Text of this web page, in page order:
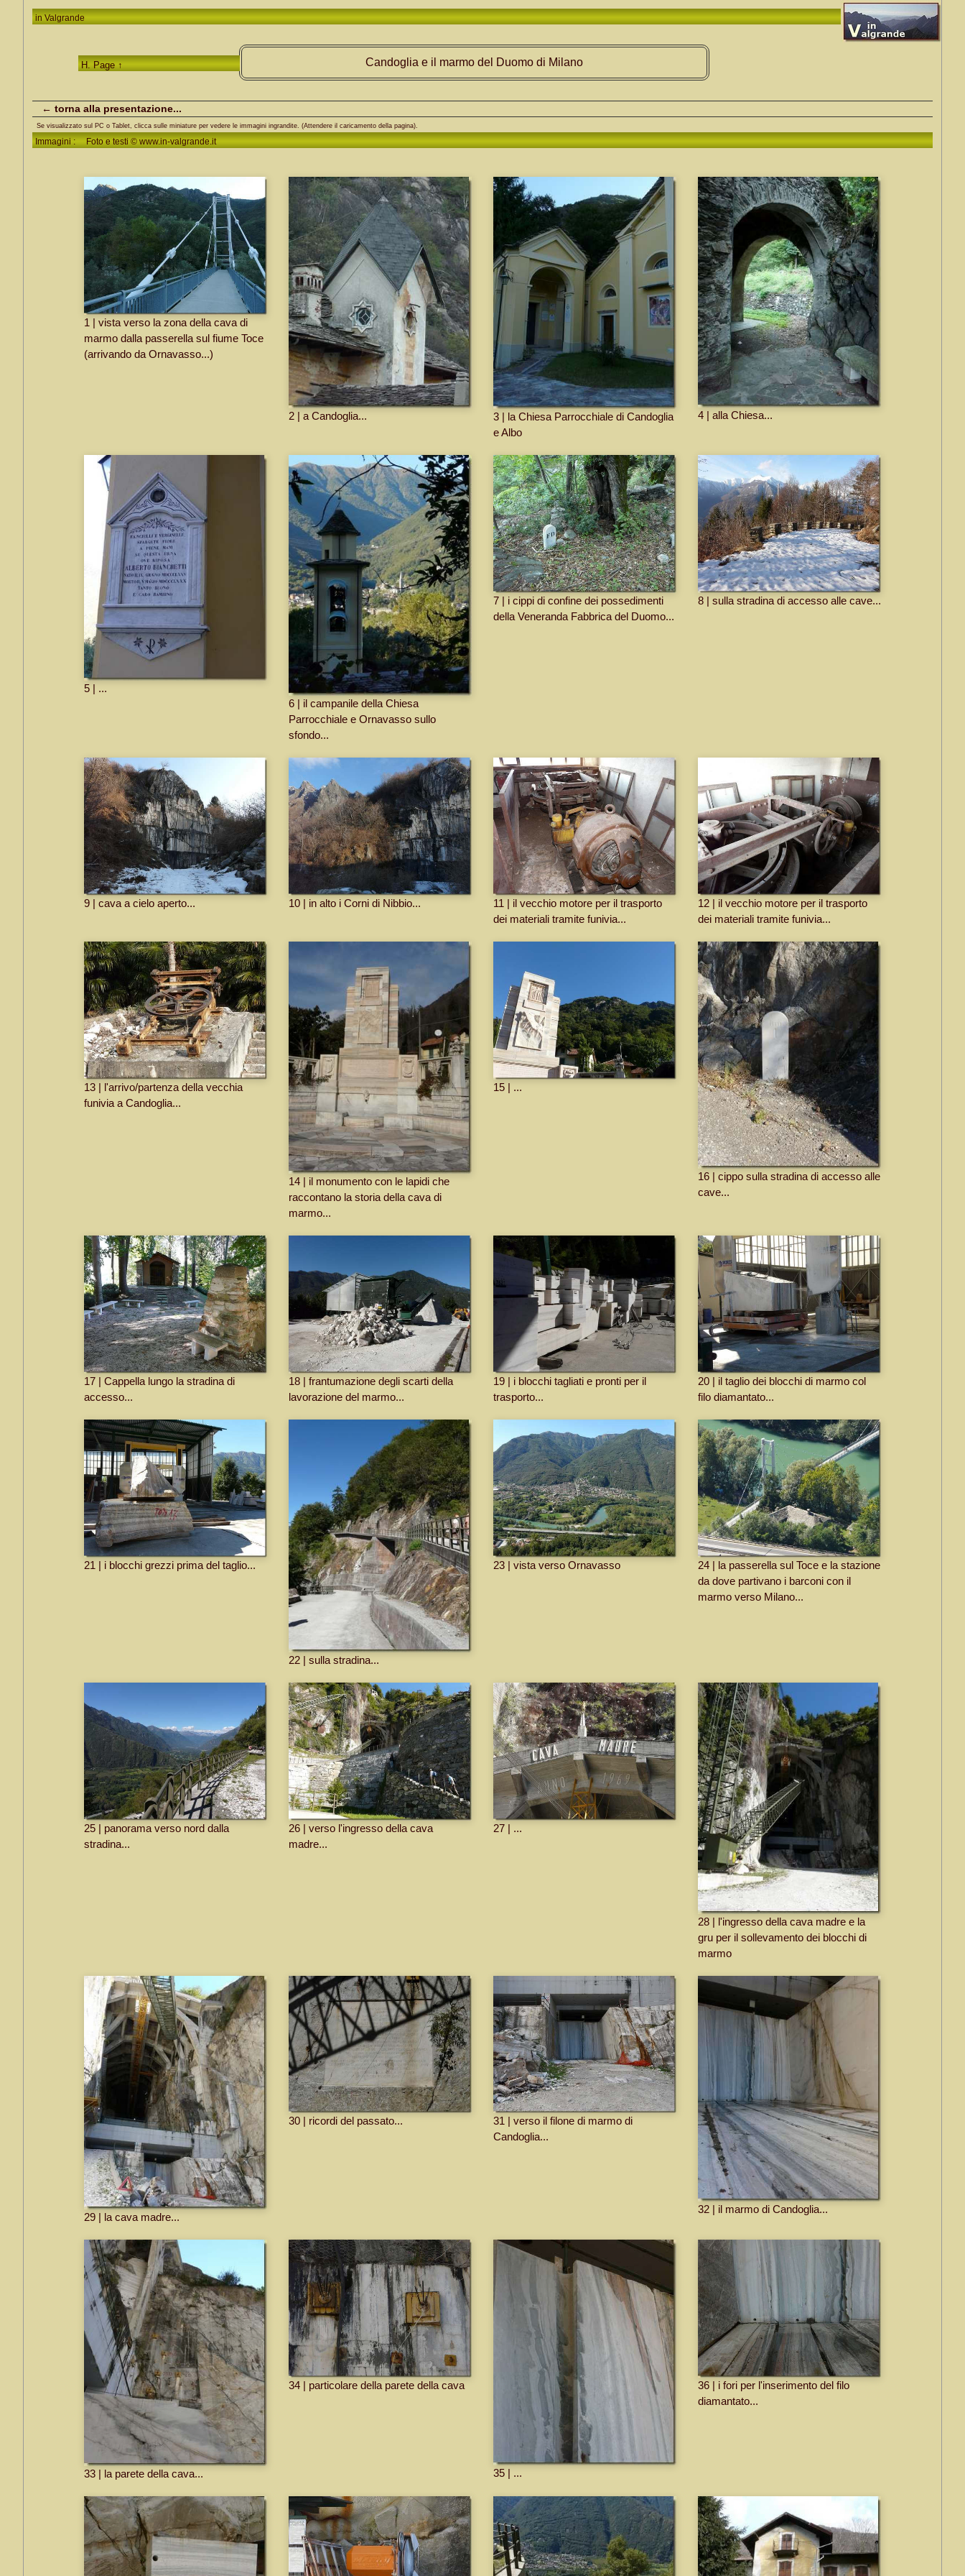
in Valgrande
H. Page ↑ Candoglia e il marmo del Duomo di Milano
← torna alla presentazione...
Se visualizzato sul PC o Tablet, clicca sulle miniature per vedere le immagini ingrandite. (Attendere il caricamento della pagina).
Immagini : Foto e testi © www.in-valgrande.it
1 | vista verso la zona della cava di
marmo dalla passerella sul fiume Toce
(arrivando da Ornavasso...)
2 | a Candoglia...
3 | la Chiesa Parrocchiale di Candoglia
e Albo
4 | alla Chiesa...
5 | ...
6 | il campanile della Chiesa
Parrocchiale e Ornavasso sullo
sfondo...
7 | i cippi di confine dei possedimenti
della Veneranda Fabbrica del Duomo...
8 | sulla stradina di accesso alle cave...
9 | cava a cielo aperto... 10 | in alto i Corni di Nibbio...
11 | il vecchio motore per il trasporto
dei materiali tramite funivia...
12 | il vecchio motore per il trasporto
dei materiali tramite funivia...
13 | l'arrivo/partenza della vecchia
funivia a Candoglia...
14 | il monumento con le lapidi che
raccontano la storia della cava di
marmo...
15 | ...
16 | cippo sulla stradina di accesso alle
cave...
17 | Cappella lungo la stradina di
accesso...
18 | frantumazione degli scarti della
lavorazione del marmo...
19 | i blocchi tagliati e pronti per il
trasporto...
20 | il taglio dei blocchi di marmo col
filo diamantato...
21 | i blocchi grezzi prima del taglio...
22 | sulla stradina...
23 | vista verso Ornavasso
24 | la passerella sul Toce e la stazione
da dove partivano i barconi con il
marmo verso Milano...
25 | panorama verso nord dalla
stradina...
26 | verso l'ingresso della cava
madre...
27 | ...
28 | l'ingresso della cava madre e la
gru per il sollevamento dei blocchi di
marmo
29 | la cava madre...
30 | ricordi del passato...
31 | verso il filone di marmo di
Candoglia...
32 | il marmo di Candoglia...
33 | la parete della cava...
34 | particolare della parete della cava
35 | ...
36 | i fori per l'inserimento del filo
diamantato...